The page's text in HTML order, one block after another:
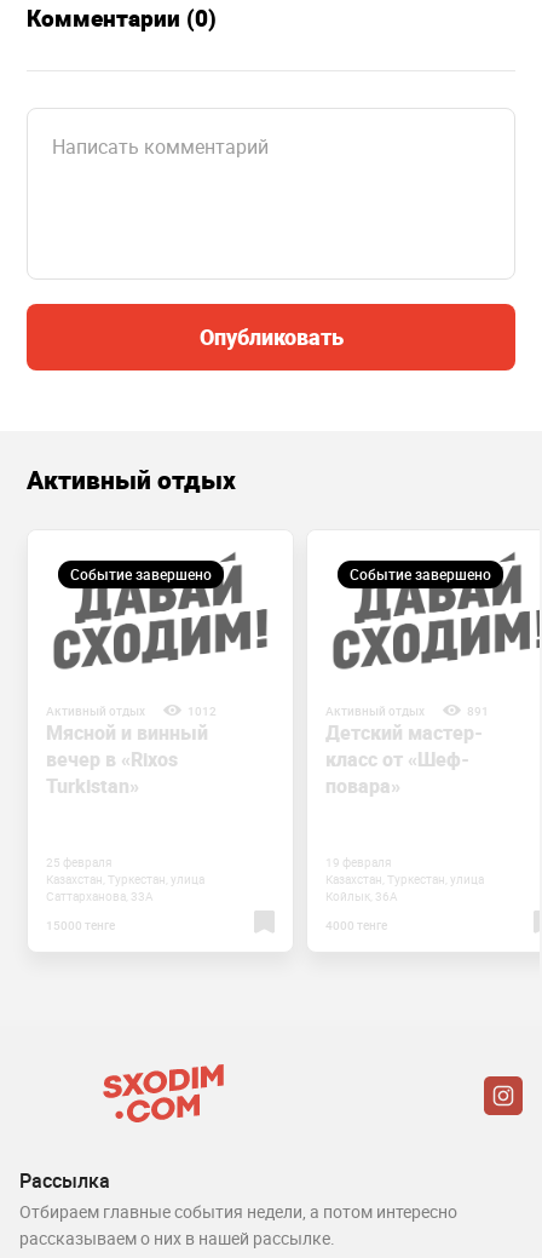
Комментарии (0)
Опубликовать
Активный отдых
Событие завершено
Активный отдых 1012
Мясной и винный
вечер в «Rixos
Turkistan»
25 февраля
Казахстан, Туркестан, улица
Саттарханова, 33А
15000 тенге
Событие завершено
Активный отдых 891
Детский мастер-
класс от «Шеф-
повара»
19 февраля
Казахстан, Туркестан, улица
Койлык, 36А
4000 тенге
Рассылка
Отбираем главные события недели, а потом интересно
рассказываем о них в нашей рассылке.